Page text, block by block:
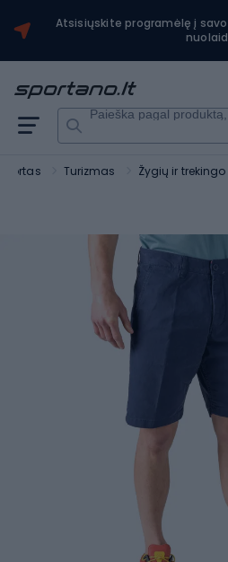
Atsisiųskite programėlę į
Paieška pagal produktą,
Turizmas Žygių ir